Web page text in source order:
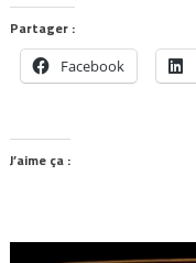
Partager :
Facebook
J’aime ça :